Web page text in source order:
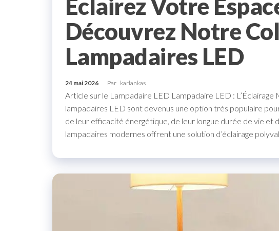
Éclairez Votre
Découvrez Notre
Lampadaires LED
24 mai 2026 Par karlankas
Article sur le Lampadaire LED Lampadaire LED :
lampadaires LED sont devenus une option très populaire
de leur efficacité énergétique, de leur longue durée de vie et
lampadaires modernes offrent une solution d’éclairage